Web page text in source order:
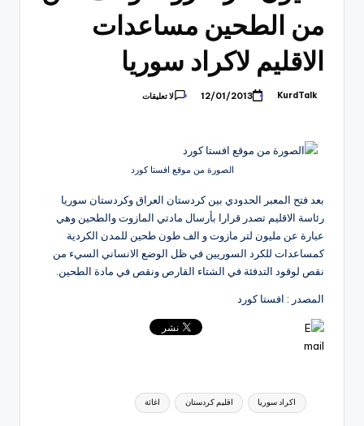
من الطحين مساعدات
الاقليم لاكراد سوريا
تمّ
KurdTalk
12/01/2013 لا تعليقات
الصورة من موقع افستا كورد
بعد فتح المعبر الحدودي بين كردستان العراق وكردستان سوريا
رئاسة الاقليم تصدر قرارا بأرسال مادتي المازوت والطحين وهي
عبارة عن مليون لتر مازوت و الف طون طحين للمدن الكردية
كمساعدات للكرد السوريين في ظل الوضع الانساني السيء من
نقص لوقود التدفئة في الشتاء القارص ونقص في مادة الطحين.
المصدر : افستا كورد
العلامات: اغاثة اقليم كردستان اكراد سوريا